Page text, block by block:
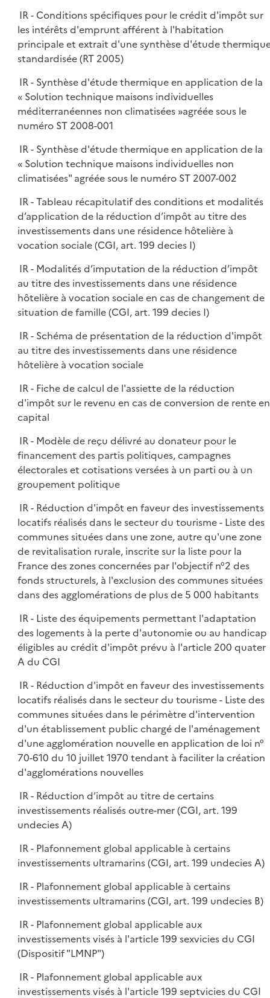
IR - Conditions spécifiques pour le crédit d'impôt sur
les intérêts d'emprunt afférent à l'habitation
principale et extrait d'une synthèse d'étude
standardisée (RT 2005)
IR - Synthèse d'étude thermique en application de la
« Solution technique maisons individuelles
méditerranéennes non climatisées »agréée sous le
numéro ST 2008-001
IR - Synthèse d'étude thermique en application de la
« Solution technique maisons individuelles non
climatisées" agréée sous le numéro ST 2007-002
IR - Tableau récapitulatif des conditions et modalités
d’application de la réduction d’impôt au titre des
investissements dans une résidence hôtelière à
vocation sociale (CGI, art. 199 decies I)
IR - Modalités d’imputation de la réduction d’impôt
au titre des investissements dans une résidence
hôtelière à vocation sociale en cas de changement de
situation de famille (CGI, art. 199 decies I)
IR - Schéma de présentation de la réduction d'impôt
au titre des investissements dans une résidence
hôtelière à vocation sociale
IR - Fiche de calcul de l'assiette de la réduction
d'impôt sur le revenu en cas de conversion de rente en
capital
IR - Modèle de reçu délivré au donateur pour le
financement des partis politiques, campagnes
électorales et cotisations versées à un parti ou à un
groupement politique
IR - Réduction d'impôt en faveur des investissements
locatifs réalisés dans le secteur du tourisme - Liste des
communes situées dans une zone, autre qu'une zone
de revitalisation rurale, inscrite sur la liste pour la
France des zones concernées par l'objectif n°2 des
fonds structurels, à l'exclusion des communes situées
dans des agglomérations de plus de 5 000 habitants
IR - Liste des équipements permettant l'adaptation
des logements à la perte d'autonomie ou au handicap
éligibles au crédit d'impôt prévu à l'article 200 quater
A du CGI
IR - Réduction d'impôt en faveur des investissements
locatifs réalisés dans le secteur du tourisme - Liste des
communes situées dans le périmètre d'intervention
d'un établissement public chargé de l'aménagement
d'une agglomération nouvelle en application de loi n°
70-610 du 10 juillet 1970 tendant à faciliter la création
d'agglomérations nouvelles
IR - Réduction d’impôt au titre de certains
investissements réalisés outre-mer (CGI, art. 199
undecies A)
IR - Plafonnement global applicable à certains
investissements ultramarins (CGI, art. 199 undecies A)
IR - Plafonnement global applicable à certains
investissements ultramarins (CGI, art. 199 undecies B)
IR - Plafonnement global applicable aux
investissements visés à l'article 199 sexvicies du CGI
(Dispositif "LMNP")
IR - Plafonnement global applicable aux
investissements visés à l'article 199 septvicies du CGI